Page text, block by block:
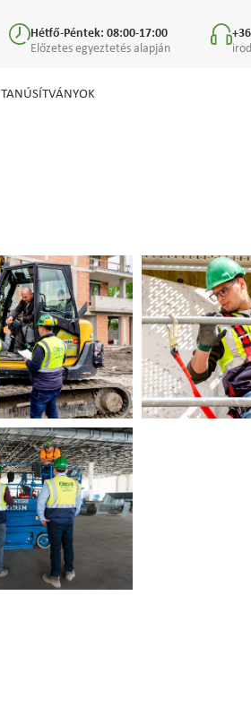
Hétfő-Péntek: 08:00-17:00
Előzetes egyeztetés alapján
TANÚSÍTVÁNYOK